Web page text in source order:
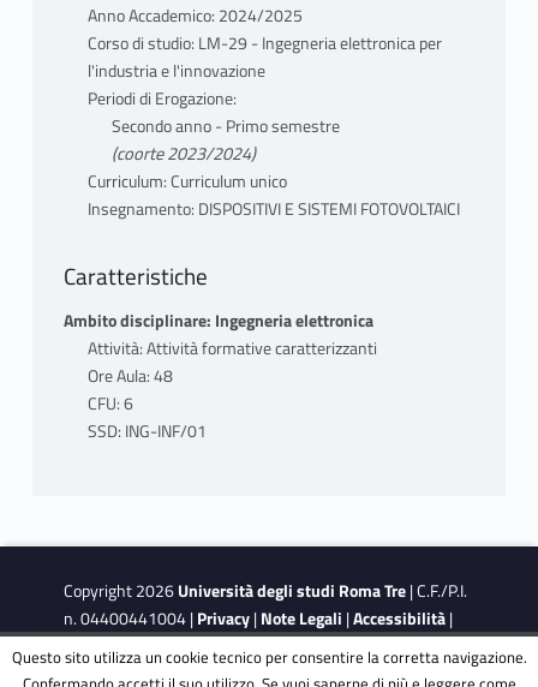
Anno Accademico: 2024/2025
Corso di studio: LM-29 - Ingegneria elettronica per
l'industria e l'innovazione
Periodi di Erogazione:
Secondo anno - Primo semestre
(coorte 2023/2024)
Curriculum: Curriculum unico
Insegnamento: DISPOSITIVI E SISTEMI FOTOVOLTAICI
Caratteristiche
Ambito disciplinare: Ingegneria elettronica
Attività: Attività formative caratterizzanti
Ore Aula: 48
CFU: 6
SSD: ING-INF/01
Copyright 2026Università degli studi Roma Tre| C.F./P.I.
n. 04400441004 |Privacy|Note Legali |Accessibilità|
Obiettivi di accessibilità
| Dichiarazione di accessibilità
Questo sito utilizza un cookie tecnico per consentire la corretta navigazione.